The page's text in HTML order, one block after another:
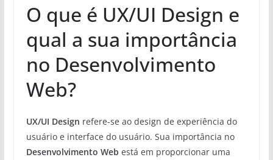
O que é UX/UI Design e
qual a sua importância
no Desenvolvimento
Web?
UX/UI Design refere-se ao design de experiência do
usuário e interface do usuário. Sua importância no
Desenvolvimento Web está em proporcionar uma